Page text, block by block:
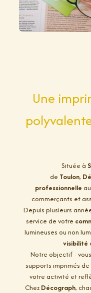
Une
Située à
de Toulon,
professionnelle
commerçants et
Depuis plusieurs
service de votre
lumineuses ou non
visibilité
Notre objectif :
supports imprimés
votre activité et
Chez Décograph,